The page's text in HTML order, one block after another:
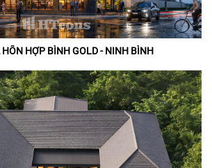
HỢP BÌNH GOLD - NINH BÌNH